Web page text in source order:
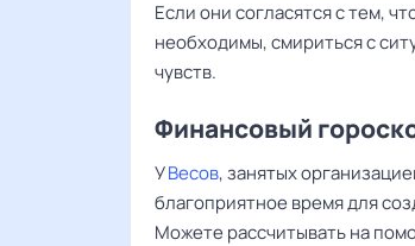
Если они согласятся с тем,
необходимы, смириться с
чувств.
Финансовый
УВесов, занятых
благоприятное время для
Можете рассчитывать на